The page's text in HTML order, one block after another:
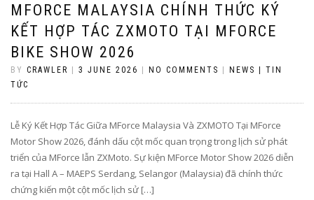
MFORCE MALAYSIA CHÍNH THỨC KÝ
KẾT HỢP TÁC ZXMOTO TẠI MFORCE
BIKE SHOW 2026
BY CRAWLER | 3 JUNE 2026 | NO COMMENTS | NEWS | TIN
TỨC
Lễ Ký Kết Hợp Tác Giữa MForce Malaysia Và ZXMOTO Tại MForce
Motor Show 2026, đánh dấu cột mốc quan trọng trong lịch sử phát
triển của MForce lẫn ZXMoto. Sự kiện MForce Motor Show 2026 diễn
ra tại Hall A – MAEPS Serdang, Selangor (Malaysia) đã chính thức
chứng kiến một cột mốc lịch sử […]